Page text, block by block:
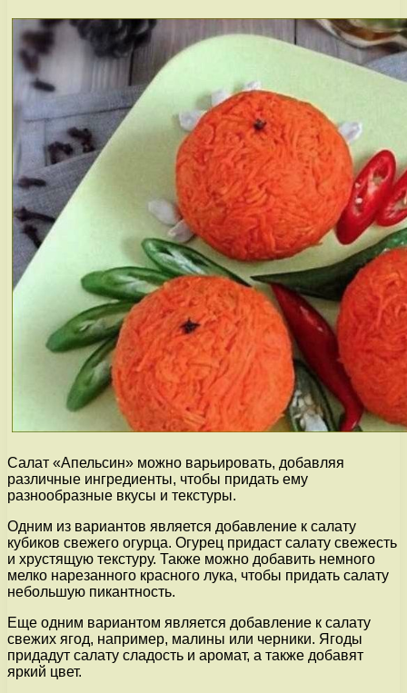
Салат «Апельсин» можно варьировать, добавляя
различные ингредиенты, чтобы придать ему
разнообразные вкусы и текстуры.
Одним из вариантов является добавление к салату
кубиков свежего огурца. Огурец придаст салату свежесть
и хрустящую текстуру. Также можно добавить немного
мелко нарезанного красного лука, чтобы придать салату
небольшую пикантность.
Еще одним вариантом является добавление к салату
свежих ягод, например, малины или черники. Ягоды
придадут салату сладость и аромат, а также добавят
яркий цвет.